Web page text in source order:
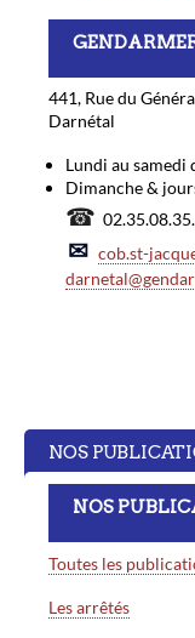
441, Rue du
Darnétal
Lundi au samedi
Dimanche &
☎
✉ cob.st-
NOS
NOS
Toutes les
Les arrêtés